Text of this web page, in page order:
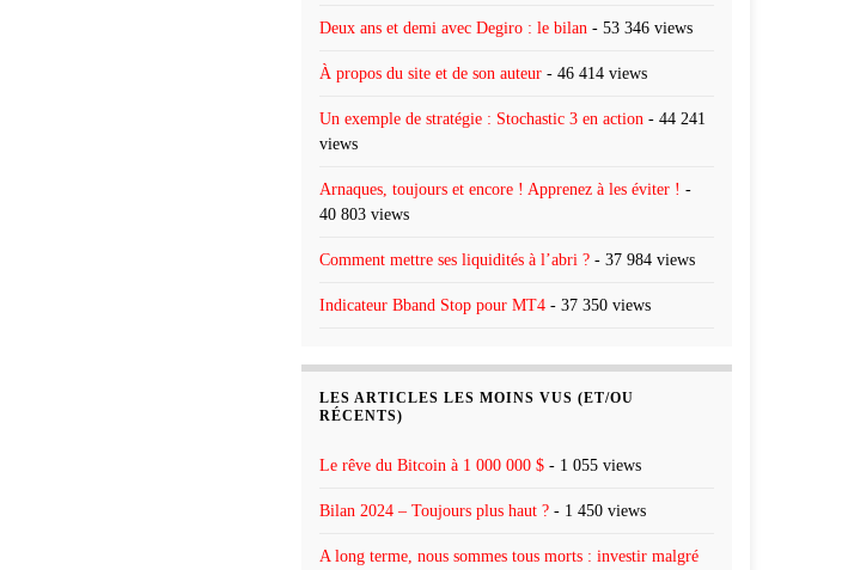
Deux ans et demi avec Degiro : le bilan - 53 346 views
À propos du site et de son auteur - 46 414 views
Un exemple de stratégie : Stochastic 3 en action - 44 241
views
Arnaques, toujours et encore ! Apprenez à les éviter ! -
40 803 views
Comment mettre ses liquidités à l’abri ? - 37 984 views
Indicateur Bband Stop pour MT4 - 37 350 views
LES ARTICLES LES MOINS VUS (ET/OU
RÉCENTS)
Le rêve du Bitcoin à 1 000 000 $ - 1 055 views
Bilan 2024 – Toujours plus haut ? - 1 450 views
A long terme, nous sommes tous morts : investir malgré